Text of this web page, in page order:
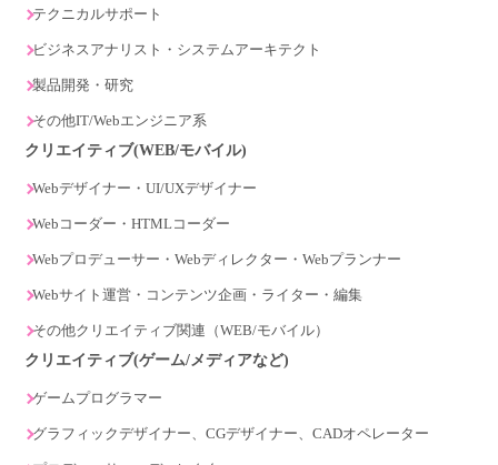
テクニカルサポート
ビジネスアナリスト・システムアーキテクト
製品開発・研究
その他IT/Webエンジニア系
クリエイティブ(WEB/モバイル)
Webデザイナー・UI/UXデザイナー
Webコーダー・HTMLコーダー
Webプロデューサー・Webディレクター・Webプランナー
Webサイト運営・コンテンツ企画・ライター・編集
その他クリエイティブ関連（WEB/モバイル）
クリエイティブ(ゲーム/メディアなど)
ゲームプログラマー
グラフィックデザイナー、CGデザイナー、CADオペレーター